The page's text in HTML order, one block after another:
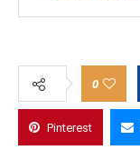
0
Pinterest